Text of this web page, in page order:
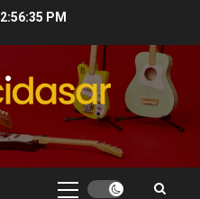
2:56:36 PM
Primary